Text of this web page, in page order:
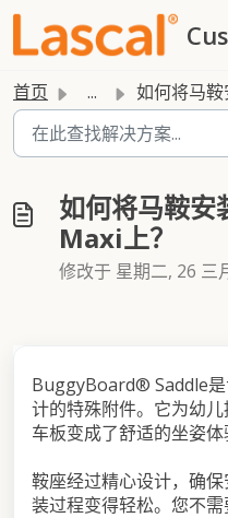
首页 ... 如何将马鞍安装到
如何将马鞍
Maxi上？
修改于 星期二, 26 三
BuggyBoard® Saddle
计的特殊附件。它为幼
车板变成了舒适的坐姿体
鞍座经过精心设计，确
装过程变得轻松。您不需